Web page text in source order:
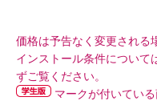
価格は予告なく変更される
インストール条件について
ずご覧ください。
マークが付いてい